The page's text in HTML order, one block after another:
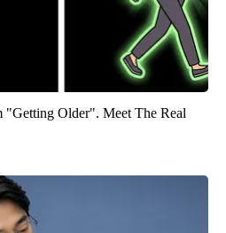
"Getting Older". Meet The Real